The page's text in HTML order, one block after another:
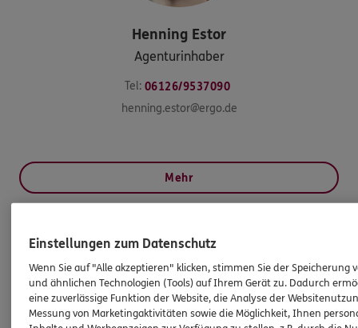
Henning Estor
Agenturinhaber
Tel: 06126/9537090
henning.estor@ergo.de
Mehr
HINWEIS
Wichtiges aus dem Vermittlerrecht
Ich bin verpflichtet, Ihnen Auskünfte zu meiner
Einstellungen zum Datenschutz
Wenn Sie auf "Alle akzeptieren" klicken, stimmen Sie der Speicherung
und ähnlichen Technologien (Tools) auf Ihrem Gerät zu. Dadurch
eine zuverlässige Funktion der Website, die Analyse der
Messung von Marketingaktivitäten sowie die Möglichkeit, Ihnen